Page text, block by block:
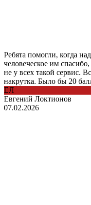
Ребята помогли, когда
человеческое им
не у всех такой сервис.
накрутка. Было бы 20
ЕЛ
Евгений Локтионов
07.02.2026